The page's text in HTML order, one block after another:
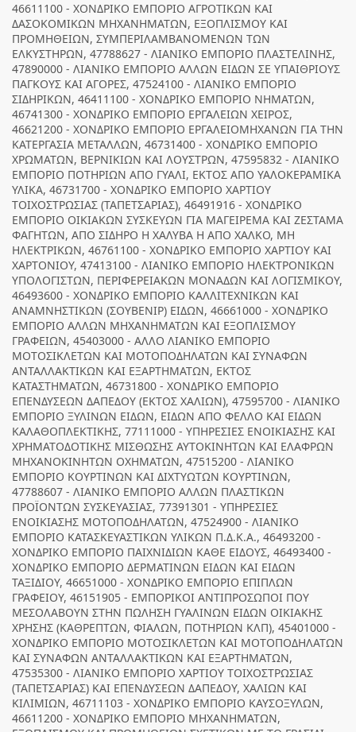
46611100 - ΧΟΝΔΡΙΚΟ ΕΜΠΟΡΙΟ ΑΓΡΟΤΙΚΩΝ ΚΑΙ
ΔΑΣΟΚΟΜΙΚΩΝ ΜΗΧΑΝΗΜΑΤΩΝ, ΕΞΟΠΛΙΣΜΟΥ ΚΑΙ
ΠΡΟΜΗΘΕΙΩΝ, ΣΥΜΠΕΡΙΛΑΜΒΑΝΟΜΕΝΩΝ ΤΩΝ
ΕΛΚΥΣΤΗΡΩΝ, 47788627 - ΛΙΑΝΙΚΟ ΕΜΠΟΡΙΟ ΠΛΑΣΤΕΛΙΝΗΣ,
47890000 - ΛΙΑΝΙΚΟ ΕΜΠΟΡΙΟ ΑΛΛΩΝ ΕΙΔΩΝ ΣΕ ΥΠΑΙΘΡΙΟΥΣ
ΠΑΓΚΟΥΣ ΚΑΙ ΑΓΟΡΕΣ, 47524100 - ΛΙΑΝΙΚΟ ΕΜΠΟΡΙΟ
ΣΙΔΗΡΙΚΩΝ, 46411100 - ΧΟΝΔΡΙΚΟ ΕΜΠΟΡΙΟ ΝΗΜΑΤΩΝ,
46741300 - ΧΟΝΔΡΙΚΟ ΕΜΠΟΡΙΟ ΕΡΓΑΛΕΙΩΝ ΧΕΙΡΟΣ,
46621200 - ΧΟΝΔΡΙΚΟ ΕΜΠΟΡΙΟ ΕΡΓΑΛΕΙΟΜΗΧΑΝΩΝ ΓΙΑ ΤΗΝ
ΚΑΤΕΡΓΑΣΙΑ ΜΕΤΑΛΛΩΝ, 46731400 - ΧΟΝΔΡΙΚΟ ΕΜΠΟΡΙΟ
ΧΡΩΜΑΤΩΝ, ΒΕΡΝΙΚΙΩΝ ΚΑΙ ΛΟΥΣΤΡΩΝ, 47595832 - ΛΙΑΝΙΚΟ
ΕΜΠΟΡΙΟ ΠΟΤΗΡΙΩΝ ΑΠΟ ΓΥΑΛΙ, ΕΚΤΟΣ ΑΠΟ ΥΑΛΟΚΕΡΑΜΙΚΑ
ΥΛΙΚΑ, 46731700 - ΧΟΝΔΡΙΚΟ ΕΜΠΟΡΙΟ ΧΑΡΤΙΟΥ
ΤΟΙΧΟΣΤΡΩΣΙΑΣ (ΤΑΠΕΤΣΑΡΙΑΣ), 46491916 - ΧΟΝΔΡΙΚΟ
ΕΜΠΟΡΙΟ ΟΙΚΙΑΚΩΝ ΣΥΣΚΕΥΩΝ ΓΙΑ ΜΑΓΕΙΡΕΜΑ ΚΑΙ ΖΕΣΤΑΜΑ
ΦΑΓΗΤΩΝ, ΑΠΟ ΣΙΔΗΡΟ Η ΧΑΛΥΒΑ Η ΑΠΟ ΧΑΛΚΟ, ΜΗ
ΗΛΕΚΤΡΙΚΩΝ, 46761100 - ΧΟΝΔΡΙΚΟ ΕΜΠΟΡΙΟ ΧΑΡΤΙΟΥ ΚΑΙ
ΧΑΡΤΟΝΙΟΥ, 47413100 - ΛΙΑΝΙΚΟ ΕΜΠΟΡΙΟ ΗΛΕΚΤΡΟΝΙΚΩΝ
ΥΠΟΛΟΓΙΣΤΩΝ, ΠΕΡΙΦΕΡΕΙΑΚΩΝ ΜΟΝΑΔΩΝ ΚΑΙ ΛΟΓΙΣΜΙΚΟΥ,
46493600 - ΧΟΝΔΡΙΚΟ ΕΜΠΟΡΙΟ ΚΑΛΛΙΤΕΧΝΙΚΩΝ ΚΑΙ
ΑΝΑΜΝΗΣΤΙΚΩΝ (ΣΟΥΒΕΝΙΡ) ΕΙΔΩΝ, 46661000 - ΧΟΝΔΡΙΚΟ
ΕΜΠΟΡΙΟ ΑΛΛΩΝ ΜΗΧΑΝΗΜΑΤΩΝ ΚΑΙ ΕΞΟΠΛΙΣΜΟΥ
ΓΡΑΦΕΙΩΝ, 45403000 - ΑΛΛΟ ΛΙΑΝΙΚΟ ΕΜΠΟΡΙΟ
ΜΟΤΟΣΙΚΛΕΤΩΝ ΚΑΙ ΜΟΤΟΠΟΔΗΛΑΤΩΝ ΚΑΙ ΣΥΝΑΦΩΝ
ΑΝΤΑΛΛΑΚΤΙΚΩΝ ΚΑΙ ΕΞΑΡΤΗΜΑΤΩΝ, ΕΚΤΟΣ
ΚΑΤΑΣΤΗΜΑΤΩΝ, 46731800 - ΧΟΝΔΡΙΚΟ ΕΜΠΟΡΙΟ
ΕΠΕΝΔΥΣΕΩΝ ΔΑΠΕΔΟΥ (ΕΚΤΟΣ ΧΑΛΙΩΝ), 47595700 - ΛΙΑΝΙΚΟ
ΕΜΠΟΡΙΟ ΞΥΛΙΝΩΝ ΕΙΔΩΝ, ΕΙΔΩΝ ΑΠΟ ΦΕΛΛΟ ΚΑΙ ΕΙΔΩΝ
ΚΑΛΑΘΟΠΛΕΚΤΙΚΗΣ, 77111000 - ΥΠΗΡΕΣΙΕΣ ΕΝΟΙΚΙΑΣΗΣ ΚΑΙ
ΧΡΗΜΑΤΟΔΟΤΙΚΗΣ ΜΙΣΘΩΣΗΣ ΑΥΤΟΚΙΝΗΤΩΝ ΚΑΙ ΕΛΑΦΡΩΝ
ΜΗΧΑΝΟΚΙΝΗΤΩΝ ΟΧΗΜΑΤΩΝ, 47515200 - ΛΙΑΝΙΚΟ
ΕΜΠΟΡΙΟ ΚΟΥΡΤΙΝΩΝ ΚΑΙ ΔΙΧΤΥΩΤΩΝ ΚΟΥΡΤΙΝΩΝ,
47788607 - ΛΙΑΝΙΚΟ ΕΜΠΟΡΙΟ ΑΛΛΩΝ ΠΛΑΣΤΙΚΩΝ
ΠΡΟΪΟΝΤΩΝ ΣΥΣΚΕΥΑΣΙΑΣ, 77391301 - ΥΠΗΡΕΣΙΕΣ
ΕΝΟΙΚΙΑΣΗΣ ΜΟΤΟΠΟΔΗΛΑΤΩΝ, 47524900 - ΛΙΑΝΙΚΟ
ΕΜΠΟΡΙΟ ΚΑΤΑΣΚΕΥΑΣΤΙΚΩΝ ΥΛΙΚΩΝ Π.Δ.Κ.Α., 46493200 -
ΧΟΝΔΡΙΚΟ ΕΜΠΟΡΙΟ ΠΑΙΧΝΙΔΙΩΝ ΚΑΘΕ ΕΙΔΟΥΣ, 46493400 -
ΧΟΝΔΡΙΚΟ ΕΜΠΟΡΙΟ ΔΕΡΜΑΤΙΝΩΝ ΕΙΔΩΝ ΚΑΙ ΕΙΔΩΝ
ΤΑΞΙΔΙΟΥ, 46651000 - ΧΟΝΔΡΙΚΟ ΕΜΠΟΡΙΟ ΕΠΙΠΛΩΝ
ΓΡΑΦΕΙΟΥ, 46151905 - ΕΜΠΟΡΙΚΟΙ ΑΝΤΙΠΡΟΣΩΠΟΙ ΠΟΥ
ΜΕΣΟΛΑΒΟΥΝ ΣΤΗΝ ΠΩΛΗΣΗ ΓΥΑΛΙΝΩΝ ΕΙΔΩΝ ΟΙΚΙΑΚΗΣ
ΧΡΗΣΗΣ (ΚΑΘΡΕΠΤΩΝ, ΦΙΑΛΩΝ, ΠΟΤΗΡΙΩΝ ΚΛΠ), 45401000 -
ΧΟΝΔΡΙΚΟ ΕΜΠΟΡΙΟ ΜΟΤΟΣΙΚΛΕΤΩΝ ΚΑΙ ΜΟΤΟΠΟΔΗΛΑΤΩΝ
ΚΑΙ ΣΥΝΑΦΩΝ ΑΝΤΑΛΛΑΚΤΙΚΩΝ ΚΑΙ ΕΞΑΡΤΗΜΑΤΩΝ,
47535300 - ΛΙΑΝΙΚΟ ΕΜΠΟΡΙΟ ΧΑΡΤΙΟΥ ΤΟΙΧΟΣΤΡΩΣΙΑΣ
(ΤΑΠΕΤΣΑΡΙΑΣ) ΚΑΙ ΕΠΕΝΔΥΣΕΩΝ ΔΑΠΕΔΟΥ, ΧΑΛΙΩΝ ΚΑΙ
ΚΙΛΙΜΙΩΝ, 46711103 - ΧΟΝΔΡΙΚΟ ΕΜΠΟΡΙΟ ΚΑΥΣΟΞΥΛΩΝ,
46611200 - ΧΟΝΔΡΙΚΟ ΕΜΠΟΡΙΟ ΜΗΧΑΝΗΜΑΤΩΝ,